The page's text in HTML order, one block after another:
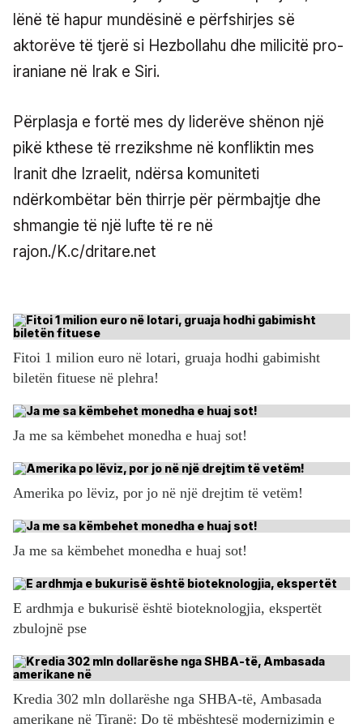
lënë të hapur mundësinë e përfshirjes së
aktorëve të tjerë si Hezbollahu dhe milicitë pro-
iraniane në Irak e Siri.
Përplasja e fortë mes dy liderëve shënon një
pikë kthese të rrezikshme në konfliktin mes
Iranit dhe Izraelit, ndërsa komuniteti
ndërkombëtar bën thirrje për përmbajtje dhe
shmangie të një lufte të re në
rajon./K.c/dritare.net
Fitoi 1 milion euro në lotari, gruaja hodhi gabimisht
biletën fituese në plehra!
Ja me sa këmbehet monedha e huaj sot!
Amerika po lëviz, por jo në një drejtim të vetëm!
Ja me sa këmbehet monedha e huaj sot!
E ardhmja e bukurisë është bioteknologjia, ekspertët
zbulojnë pse
Kredia 302 mln dollarëshe nga SHBA-të, Ambasada
amerikane në Tiranë: Do të mbështesë modernizimin e